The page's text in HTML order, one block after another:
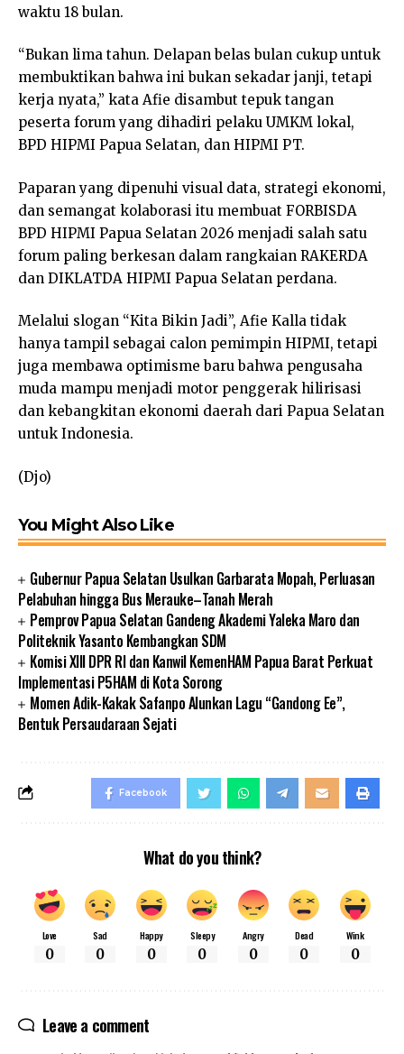
waktu 18 bulan.
“Bukan lima tahun. Delapan belas bulan cukup untuk
membuktikan bahwa ini bukan sekadar janji, tetapi
kerja nyata,” kata Afie disambut tepuk tangan
peserta forum yang dihadiri pelaku UMKM lokal,
BPD HIPMI Papua Selatan, dan HIPMI PT.
Paparan yang dipenuhi visual data, strategi ekonomi,
dan semangat kolaborasi itu membuat FORBISDA
BPD HIPMI Papua Selatan 2026 menjadi salah satu
forum paling berkesan dalam rangkaian RAKERDA
dan DIKLATDA HIPMI Papua Selatan perdana.
Melalui slogan “Kita Bikin Jadi”, Afie Kalla tidak
hanya tampil sebagai calon pemimpin HIPMI, tetapi
juga membawa optimisme baru bahwa pengusaha
muda mampu menjadi motor penggerak hilirisasi
dan kebangkitan ekonomi daerah dari Papua Selatan
untuk Indonesia.
(Djo)
You Might Also Like
Gubernur Papua Selatan Usulkan Garbarata Mopah, Perluasan
Pelabuhan hingga Bus Merauke–Tanah Merah
Pemprov Papua Selatan Gandeng Akademi Yaleka Maro dan
Politeknik Yasanto Kembangkan SDM
Komisi XIII DPR RI dan Kanwil KemenHAM Papua Barat Perkuat
Implementasi P5HAM di Kota Sorong
Momen Adik-Kakak Safanpo Alunkan Lagu “Gandong Ee”,
Bentuk Persaudaraan Sejati
Facebook
What do you think?
Love
0
Sad
0
Happy
0
Sleepy
0
Angry
0
Dead
0
Wink
0
Leave a comment